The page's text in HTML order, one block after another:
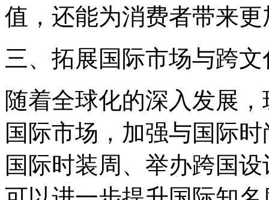
值，还能为消费者带来
三、拓展国际市场与跨
随着全球化的深入发展
国际市场，加强与国际
国际时装周、举办跨国